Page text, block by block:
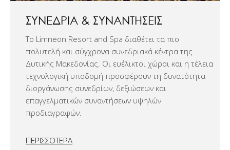
ΣΥΝΕΔΡΊΑ & ΣΥΝΑΝΤΉΣΕΙΣ
Το Limneon Resort and Spa διαθέτει τα πιο
πολυτελή και σύγχρονα συνεδριακά κέντρα της
Δυτικής Μακεδονίας. Οι ευέλικτοι χώροι και η τέλεια
τεχνολογική υποδομή προσφέρουν τη δυνατότητα
διοργάνωσης συνεδρίων, δεξιώσεων και
επαγγελματικών συναντήσεων υψηλών
προδιαγραφών.
ΠΕΡΙΣΣΟΤΕΡΑ